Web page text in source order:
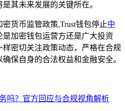
其未来发展的关键所在。
货币监管政策,Trust钱包停止中
是加密钱包运营方还是广大投资
密切关注政策动态，严格在合规
保自身的合法权益和金融安全。
吗？官方回应与合规视角解析